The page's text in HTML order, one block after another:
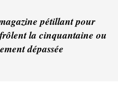
pétillant pour
la cinquantaine ou
dépassée